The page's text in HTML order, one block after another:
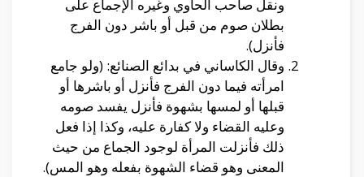
ونقل صاحب الحاوي وغيره الإجماع على
بطلان صوم من قبل أو باشر دون الفرج
فأنزل).
وقال الكاساني في بدائع الصنائع: (ولو جامع
امرأته فيما دون الفرج فأنزل أو باشرها أو
قبلها أو لمسها بشهوة فأنزل يفسد صومه
وعليه القضاء ولا كفارة عليه، وكذا إذا فعل
ذلك فأنزلت المرأة لوجود الجماع من حيث
المعنى وهو قضاء الشهوة بفعله وهو المس).